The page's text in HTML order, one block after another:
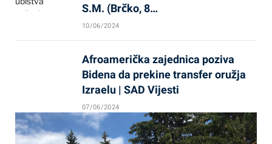
S.M. (Brčko, 8…
10/06/2024
Afroamerička zajednica poziva
Bidena da prekine transfer oružja
Izraelu | SAD Vijesti
07/06/2024